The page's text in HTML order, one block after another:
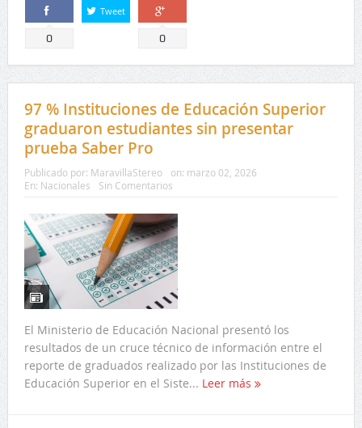
Comparte
0
Tweet
Comparte
0
97 % Instituciones de Educación Superior
graduaron estudiantes sin presentar
prueba Saber Pro
Publicado por: MaravillaStereo on: marzo 02, 2026
En: Nacionales Sin Comentarios
El Ministerio de Educación Nacional presentó los
resultados de un cruce técnico de información entre el
reporte de graduados realizado por las Instituciones de
Educación Superior en el Siste... Leer más